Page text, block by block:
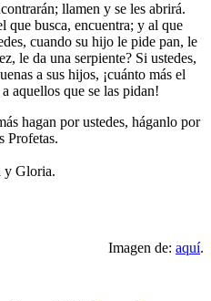
llamen y se les abrirá.
que busca, encuentra; y al que
cuando su hijo le pide pan, le
le da una serpiente? Si ustedes,
a sus hijos, ¡cuánto más el
aquellos que se las pidan!
hagan por ustedes, háganlo por
Profetas.
y Gloria.
Imagen de: aquí.